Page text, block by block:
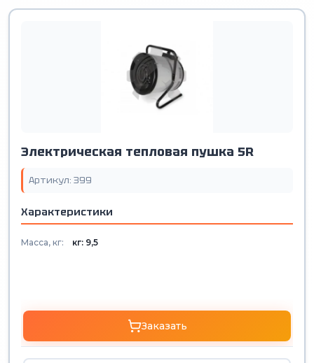
Электрическая тепловая пушка 5R
Артикул: 399
Характеристики
Масса, кг: кг: 9,5
Заказать